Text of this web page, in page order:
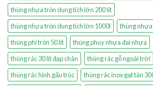
thùng nhựa tròn dung tích lớn 200 lít
thùng nhựa tròn dung tích lớn 1000l
thùng nhựa
thùng phi tròn 50 lít
thùng phuy nhựa đai nhựa
thùng rác 30 lít đạp chân
thùng rác gỗ ngoài trời
thùng rác hình gấu trúc
thùng rác inox gạt tàn